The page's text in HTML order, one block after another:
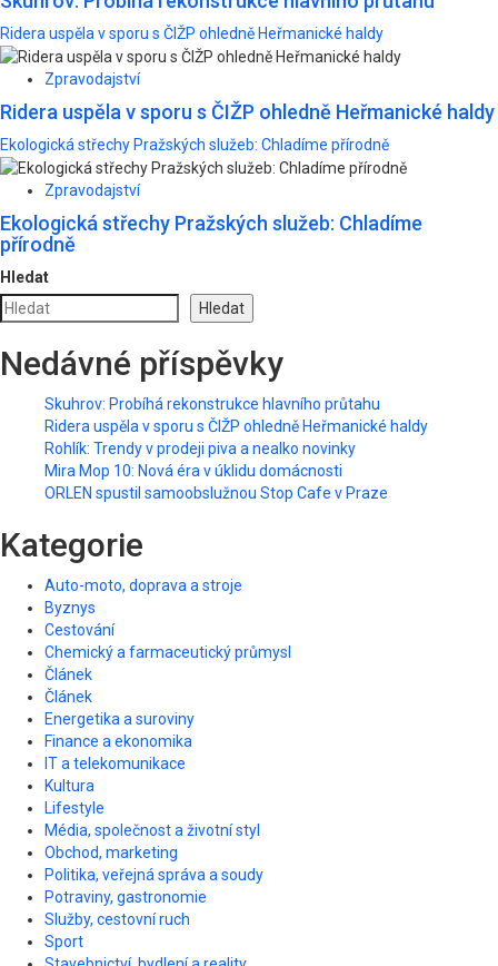
Ridera uspěla v sporu s ČIŽP ohledně Heřmanické haldy
Zpravodajství
Ridera uspěla v sporu s ČIŽP ohledně Heřmanické haldy
Ekologická střechy Pražských služeb: Chladíme přírodně
Zpravodajství
Ekologická střechy Pražských služeb: Chladíme
přírodně
Hledat
Hledat
Nedávné příspěvky
Skuhrov: Probíhá rekonstrukce hlavního průtahu
Ridera uspěla v sporu s ČIŽP ohledně Heřmanické haldy
Rohlík: Trendy v prodeji piva a nealko novinky
Mira Mop 10: Nová éra v úklidu domácnosti
ORLEN spustil samoobslužnou Stop Cafe v Praze
Kategorie
Auto-moto, doprava a stroje
Byznys
Cestování
Chemický a farmaceutický průmysl
Článek
Článek
Energetika a suroviny
Finance a ekonomika
IT a telekomunikace
Kultura
Lifestyle
Média, společnost a životní styl
Obchod, marketing
Politika, veřejná správa a soudy
Potraviny, gastronomie
Služby, cestovní ruch
Sport